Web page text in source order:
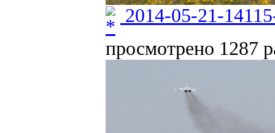
2014-05-21-
просмотрено 1287